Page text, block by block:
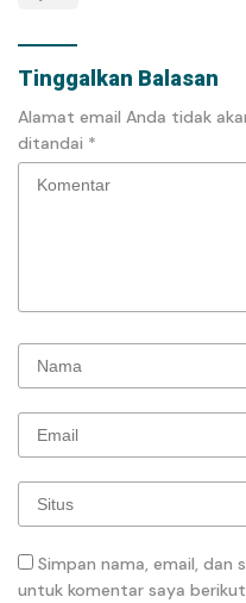
Tinggalkan Balasan
Alamat email Anda tidak
ditandai *
Simpan nama, email, dan
untuk komentar saya